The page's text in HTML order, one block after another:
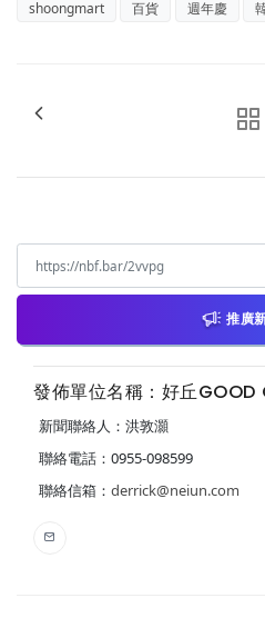
shoongmart 百貨 週年慶
推廣
發佈單位名稱：好丘GOOD
新聞聯絡人：洪敦灝
聯絡電話：0955-098599
聯絡信箱： derrick@neiun.com